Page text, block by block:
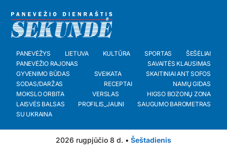
PANEVĖŽYS LIETUVA KULTŪRA SPORTAS
ŠEŠĖLIAI
PANEVĖŽIO RAJONAS
SAVAITĖS KLAUSIMAS
GYVENIMO BŪDAS
SVEIKATA
SKAITINIAI ANT SOFOS
SODAS/DARŽAS
RECEPTAI
NAMŲ GIDAS
MOKSLO ORBITA
VERSLAS
HIGSO BOZONŲ ZONA
LAISVĖS BALSAS
PROFILIS_JAUNI
SAUGUMO BAROMETRAS
SU UKRAINA
2026 rugpjūčio 8 d. • Šeštadienis